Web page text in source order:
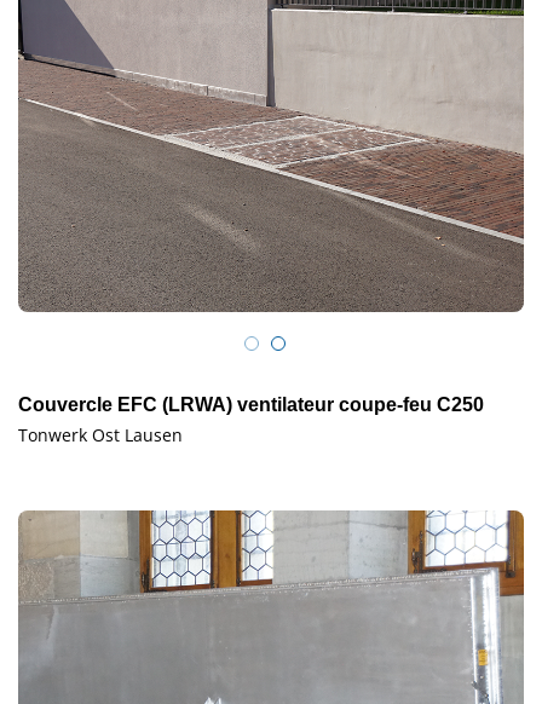
Couvercle EFC (LRWA) ventilateur coupe-feu C250
Tonwerk Ost Lausen